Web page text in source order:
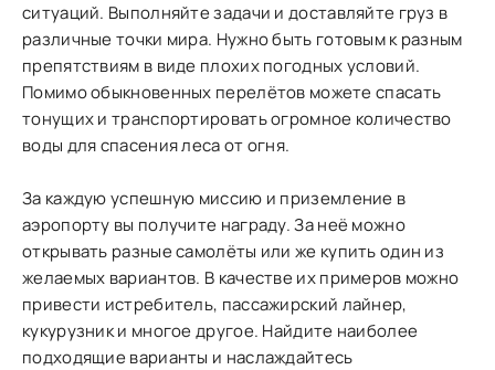
ситуаций. Выполняйте задачи и доставляйте груз в
различные точки мира. Нужно быть готовым к разным
препятствиям в виде плохих погодных условий.
Помимо обыкновенных перелётов можете спасать
тонущих и транспортировать огромное количество
воды для спасения леса от огня.
За каждую успешную миссию и приземление в
аэропорту вы получите награду. За неё можно
открывать разные самолёты или же купить один из
желаемых вариантов. В качестве их примеров можно
привести истребитель, пассажирский лайнер,
кукурузник и многое другое. Найдите наиболее
подходящие варианты и наслаждайтесь